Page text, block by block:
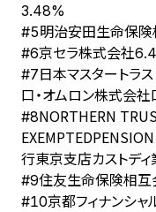
3.48%
#5明治安田生命保
#6京セラ株式会社
#7日本マスタートラ
口・オムロン株式会社
#8NORTHERN
行東京支店カストデ
#9住友生命保険相互
#10京都フィナンシ